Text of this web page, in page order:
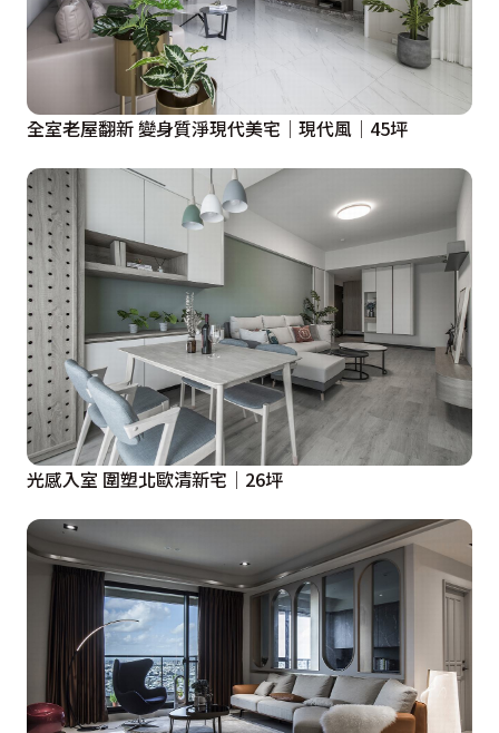
全室老屋翻新 變身質淨現代美宅│現代風│45坪
光感入室 圍塑北歐清新宅│26坪